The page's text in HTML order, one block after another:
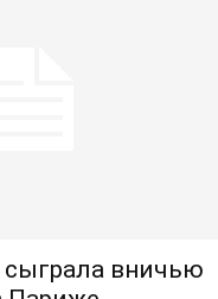
сыграла вничью